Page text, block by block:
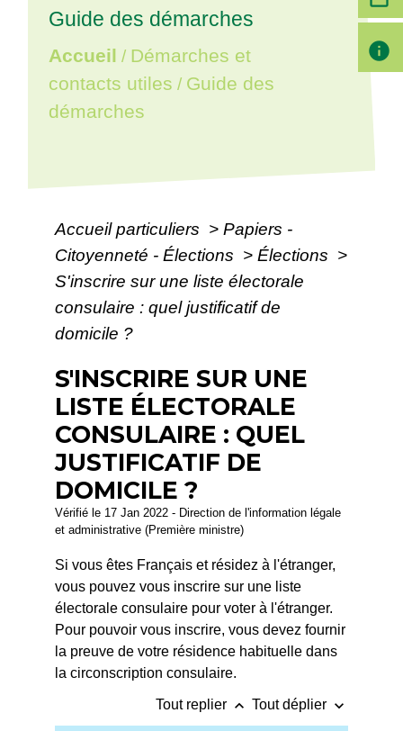
Guide des démarches
Accueil / Démarches et
contacts utiles / Guide des
démarches
Accueil particuliers > Papiers -
Citoyenneté - Élections > Élections >
S'inscrire sur une liste électorale
consulaire : quel justificatif de
domicile ?
S'INSCRIRE SUR UNE
LISTE ÉLECTORALE
CONSULAIRE : QUEL
JUSTIFICATIF DE
DOMICILE ?
Vérifié le 17 Jan 2022 - Direction de l'information légale
et administrative (Première ministre)
Si vous êtes Français et résidez à l'étranger,
vous pouvez vous inscrire sur une liste
électorale consulaire pour voter à l'étranger.
Pour pouvoir vous inscrire, vous devez fournir
la preuve de votre résidence habituelle dans
la circonscription consulaire.
Tout replier keyboard_arrow_up Tout déplier keyboard_arrow_down
info